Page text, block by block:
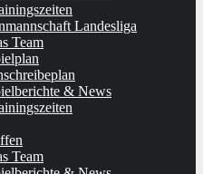
Landesliga
Team
& News
Team